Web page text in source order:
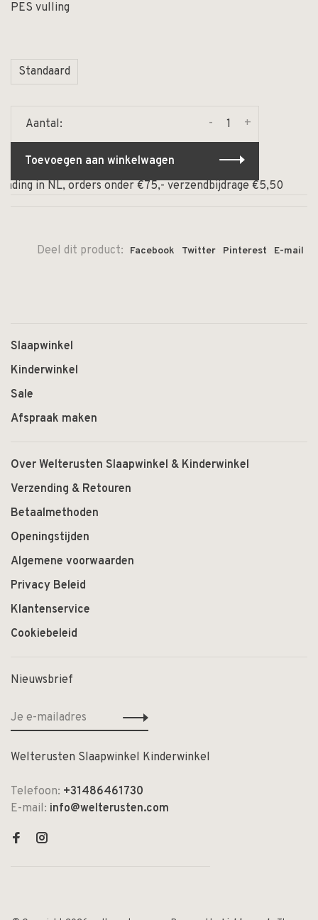
PES vulling
Standaard
Aantal: +
-
Toevoegen aan winkelwagen
in NL, orders onder €75,- verzendbijdrage €5,50
Deel dit product: Facebook Twitter Pinterest E-mail
Slaapwinkel
Kinderwinkel
Sale
Afspraak maken
Over Welterusten Slaapwinkel & Kinderwinkel
Verzending & Retouren
Betaalmethoden
Openingstijden
Algemene voorwaarden
Privacy Beleid
Klantenservice
Cookiebeleid
Nieuwsbrief
Welterusten Slaapwinkel Kinderwinkel
Telefoon: +31486461730
E-mail: info@welterusten.com